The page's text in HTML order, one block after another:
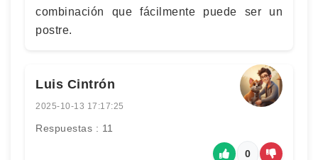
combinación que fácilmente puede ser un
postre.
Luis Cintrón
2025-10-13 17:17:25
Respuestas : 11
0